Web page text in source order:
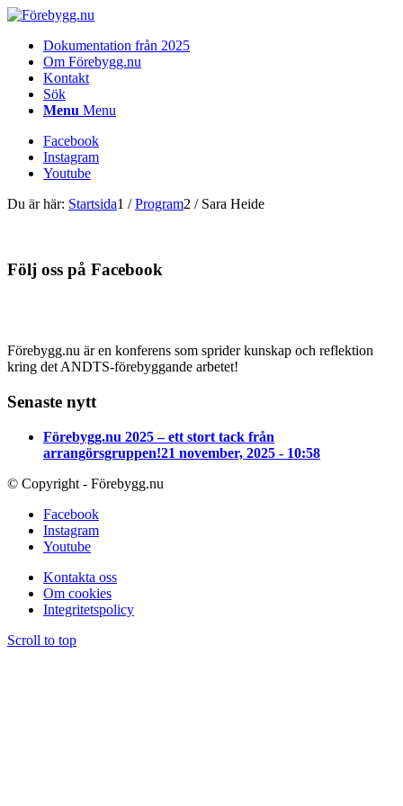
Dokumentation från 2025
Om Förebygg.nu
Kontakt
Sök
Menu Menu
Facebook
Instagram
Youtube
Du är här: Startsida1 / Program2 / Sara Heide
Följ oss på Facebook
Förebygg.nu är en konferens som sprider kunskap och reflektion
kring det ANDTS-förebyggande arbetet!
Senaste nytt
Förebygg.nu 2025 – ett stort tack från
arrangörsgruppen!21 november, 2025 - 10:58
© Copyright - Förebygg.nu
Facebook
Instagram
Youtube
Kontakta oss
Om cookies
Integritetspolicy
Scroll to top